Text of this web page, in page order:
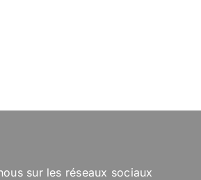
sur les réseaux sociaux